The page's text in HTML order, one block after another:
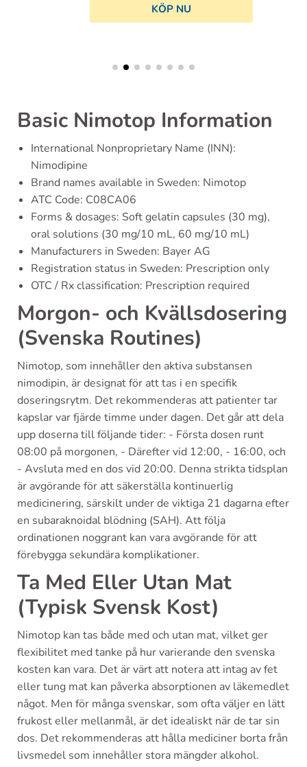
KÖP NU
Basic Nimotop Information
International Nonproprietary Name (INN):
Nimodipine
Brand names available in Sweden: Nimotop
ATC Code: C08CA06
Forms & dosages: Soft gelatin capsules (30 mg),
oral solutions (30 mg/10 mL, 60 mg/10 mL)
Manufacturers in Sweden: Bayer AG
Registration status in Sweden: Prescription only
OTC / Rx classification: Prescription required
Morgon- och Kvällsdosering
(Svenska Routines)
Nimotop, som innehåller den aktiva substansen
nimodipin, är designat för att tas i en specifik
doseringsrytm. Det rekommenderas att patienter tar
kapslar var fjärde timme under dagen. Det går att dela
upp doserna till följande tider: - Första dosen runt
08:00 på morgonen, - Därefter vid 12:00, - 16:00, och
- Avsluta med en dos vid 20:00. Denna strikta tidsplan
är avgörande för att säkerställa kontinuerlig
medicinering, särskilt under de viktiga 21 dagarna efter
en subaraknoidal blödning (SAH). Att följa
ordinationen noggrant kan vara avgörande för att
förebygga sekundära komplikationer.
Ta Med Eller Utan Mat
(Typisk Svensk Kost)
Nimotop kan tas både med och utan mat, vilket ger
flexibilitet med tanke på hur varierande den svenska
kosten kan vara. Det är värt att notera att intag av fet
eller tung mat kan påverka absorptionen av läkemedlet
något. Men för många svenskar, som ofta väljer en lätt
frukost eller mellanmål, är det idealiskt när de tar sin
dos. Det rekommenderas att hålla mediciner borta från
livsmedel som innehåller stora mängder alkohol.